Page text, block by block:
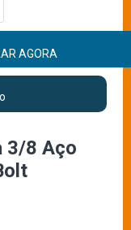
AGORA
3/8 Aço